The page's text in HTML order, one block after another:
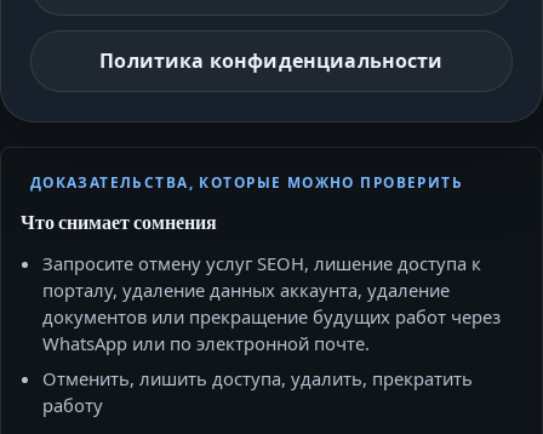
Политика конфиденциальности
ДОКАЗАТЕЛЬСТВА, КОТОРЫЕ МОЖНО ПРОВЕРИТЬ
Что снимает сомнения
Запросите отмену услуг SEOH, лишение доступа к
порталу, удаление данных аккаунта, удаление
документов или прекращение будущих работ через
WhatsApp или по электронной почте.
Отменить, лишить доступа, удалить, прекратить
работу